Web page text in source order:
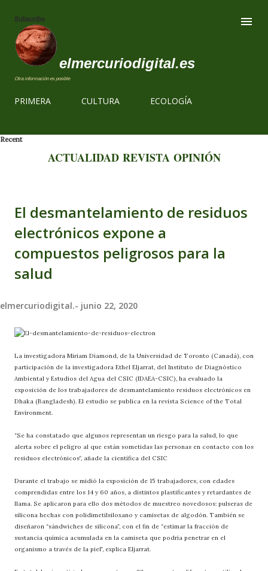
Subscribe
elmercuriodigital.es
Otra información es posible
PRIMERA CULTURA ECOLOGÍA
Recent
ACTUALIDAD REVISTA OPINIÓN
El desmantelamiento de residuos
electrónicos expone a
compuestos peligrosos para la
salud
elmercuriodigital.- junio 22, 2020
La investigadora Miriam Diamond, de la Universidad de Toronto (Canadá), con
participación de la investigadora Ethel Eljarrat, del Instituto de Diagnóstico
Ambiental y Estudios del Agua del CSIC (IDAEA-CSIC), ha evaluado la
exposición de los trabajadores de desmantelamiento residuos electrónicos en
Dhaka (Bangladesh). El estudio se publica en la revista Science of the Total
Environment.
“Se ha constatado que algunos representan un riesgo para la salud, lo que
alerta sobre el peligro al que están sometidas las personas en contacto con los
residuos electrónicos”, añade la científica del CSIC
Durante el trabajo se midió la exposición de 15 trabajadores, con edades
comprendidas entre los 14 y 60 años, a distintos plastificantes y retardantes de
llama. Se aplicaron para ello dos métodos de muestreo novedosos: pulseras de
silicona hechas con polidimetilsiloxano y camisetas de algodón. También se
diseñaron “sándwiches de silicona”, con el fin de “estimar la fracción de
sustancia química acumulada en la camiseta que podría penetrar en el
organismo a través de la piel”, explica Eljarrat.